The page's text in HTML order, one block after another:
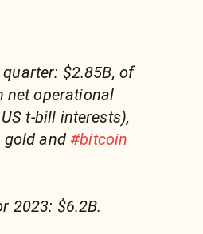
$2.85B, of
net operational
t-bill interests),
gold and#bitcoin
2023: $6.2B.